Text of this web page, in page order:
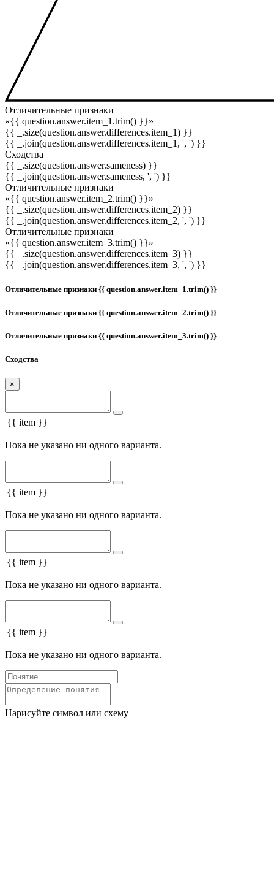
Отличительные признаки
«{{ question.answer.item_1.trim() }}»
{{ _.size(question.answer.differences.item_1) }}
{{ _.join(question.answer.differences.item_1, ', ') }}
Сходства
{{ _.size(question.answer.sameness) }}
{{ _.join(question.answer.sameness, ', ') }}
Отличительные признаки
«{{ question.answer.item_2.trim() }}»
{{ _.size(question.answer.differences.item_2) }}
{{ _.join(question.answer.differences.item_2, ', ') }}
Отличительные признаки
«{{ question.answer.item_3.trim() }}»
{{ _.size(question.answer.differences.item_3) }}
{{ _.join(question.answer.differences.item_3, ', ') }}
Отличительные признаки {{ question.answer.item_1.trim() }}
Отличительные признаки {{ question.answer.item_2.trim() }}
Отличительные признаки {{ question.answer.item_3.trim() }}
Сходства
×
{{ item }}
Пока не указано ни одного варианта.
{{ item }}
Пока не указано ни одного варианта.
{{ item }}
Пока не указано ни одного варианта.
{{ item }}
Пока не указано ни одного варианта.
Нарисуйте символ или схему